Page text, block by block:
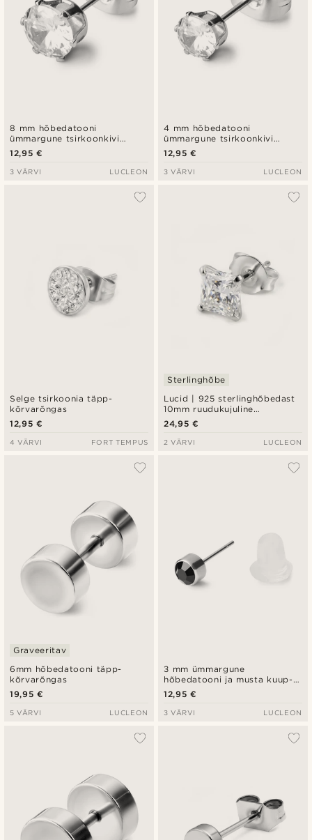
8 mm hõbedatooni
ümmargune tsirkoonkivi
kõrvarõngas
12,95 €
3 VÄRVI LUCLEON
4 mm hõbedatooni
ümmargune tsirkoonkivi
kõrvarõngas
12,95 €
3 VÄRVI LUCLEON
Selge tsirkoonia täpp-
kõrvarõngas
12,95 €
4 VÄRVI FORT TEMPUS
Lucid | 925 sterlinghõbedast
10mm ruudukujuline
tsirkooniumiga kõrvarõngas
Sterlinghõbe
24,95 €
2 VÄRVI LUCLEON
6mm hõbedatooni täpp-
kõrvarõngas
Graveeritav
19,95 €
5 VÄRVI LUCLEON
3 mm ümmargune
hõbedatooni ja musta kuup-
tsirkooni kõrvarõngas
12,95 €
3 VÄRVI LUCLEON